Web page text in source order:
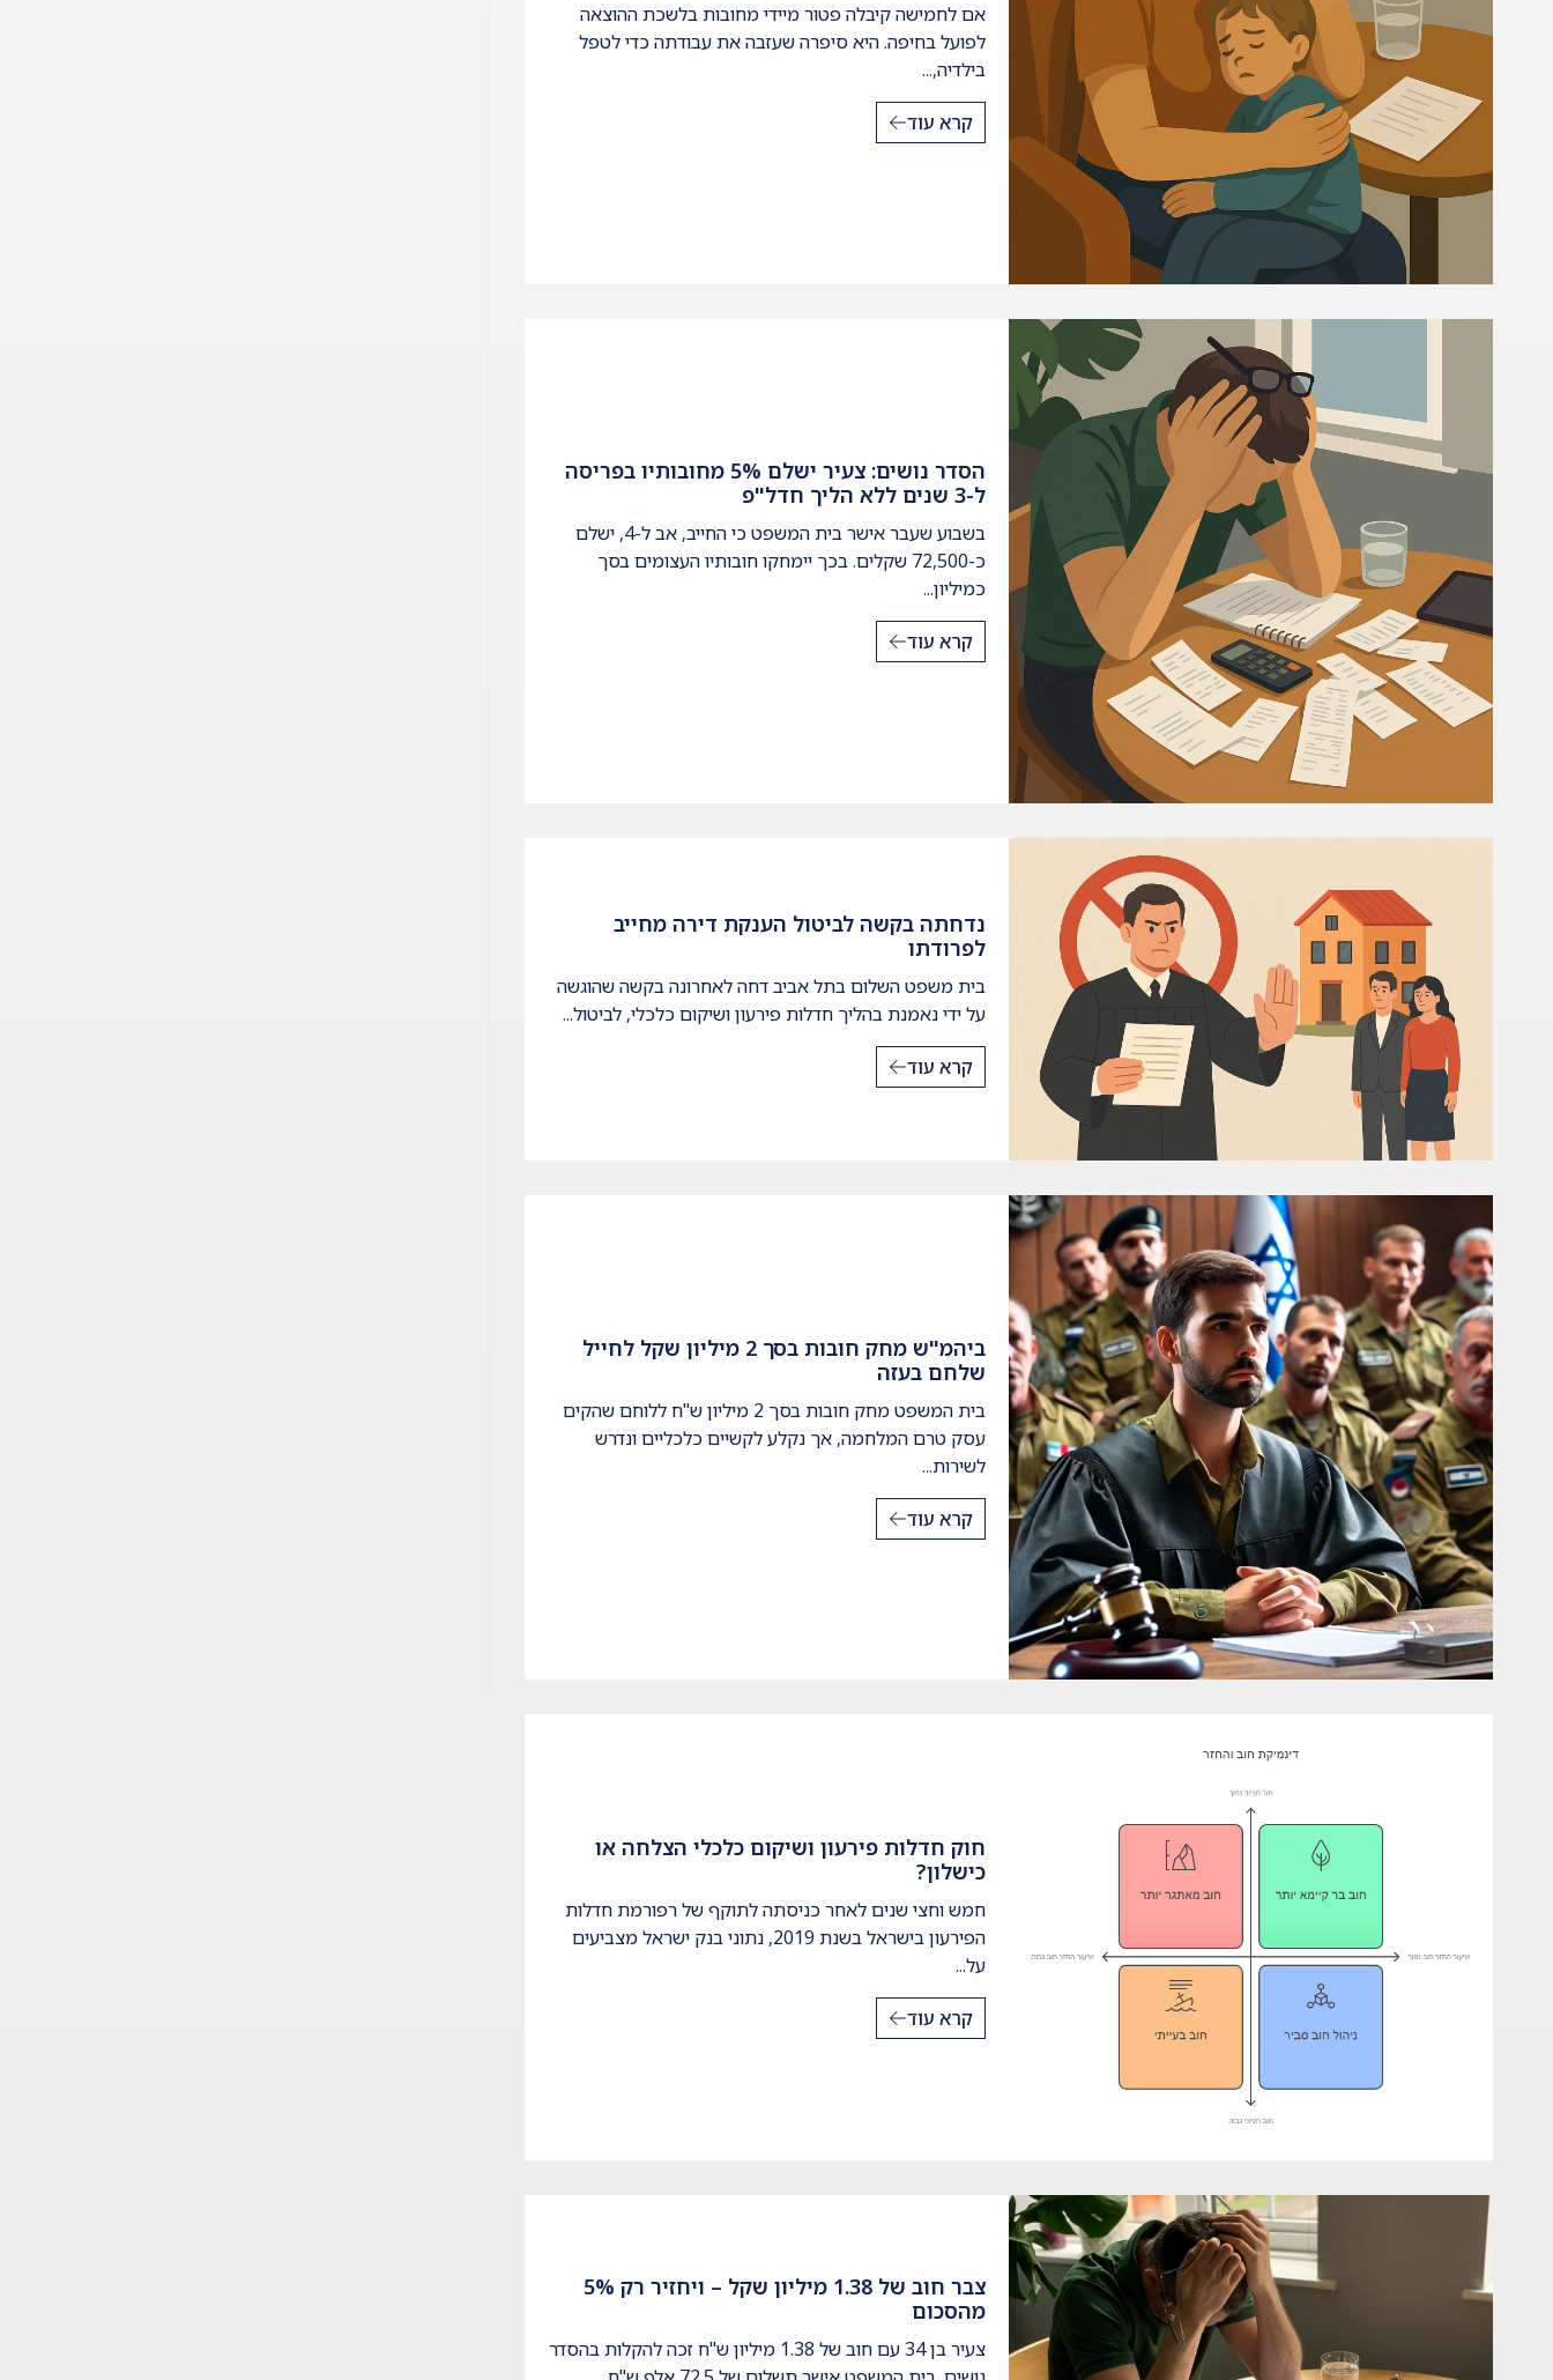
אם לחמישה קיבלה פטור מיידי מחובות בלשכת ההוצאה
לפועל בחיפה. היא סיפרה שעזבה את עבודתה כדי לטפל
בילדיה,...
קרא עוד
הסדר נושים: צעיר ישלם 5% מחובותיו בפריסה
ל-3 שנים ללא הליך חדל"פ
בשבוע שעבר אישר בית המשפט כי החייב, אב ל-4, ישלם
כ-72,500 שקלים. בכך יימחקו חובותיו העצומים בסך
כמיליון...
קרא עוד
נדחתה בקשה לביטול הענקת דירה מחייב
לפרודתו
בית משפט השלום בתל אביב דחה לאחרונה בקשה שהוגשה
על ידי נאמנת בהליך חדלות פירעון ושיקום כלכלי, לביטול...
קרא עוד
ביהמ"ש מחק חובות בסך 2 מיליון שקל לחייל
שלחם בעזה
בית המשפט מחק חובות בסך 2 מיליון ש"ח ללוחם שהקים
עסק טרם המלחמה, אך נקלע לקשיים כלכליים ונדרש
לשירות...
קרא עוד
חוק חדלות פירעון ושיקום כלכלי הצלחה או
כישלון?
חמש וחצי שנים לאחר כניסתה לתוקף של רפורמת חדלות
הפירעון בישראל בשנת 2019, נתוני בנק ישראל מצביעים
על...
קרא עוד
צבר חוב של 1.38 מיליון שקל – ויחזיר רק 5%
מהסכום
צעיר בן 34 עם חוב של 1.38 מיליון ש"ח זכה להקלות בהסדר